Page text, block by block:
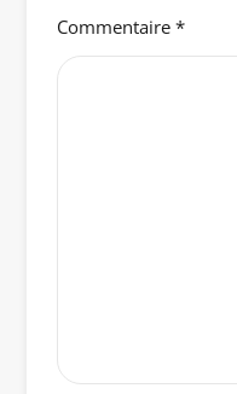
Commentaire*